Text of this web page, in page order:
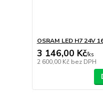
OSRAM LED H7 24V
3 146,00 Kč/ks
2 600,00 Kč bez DPH